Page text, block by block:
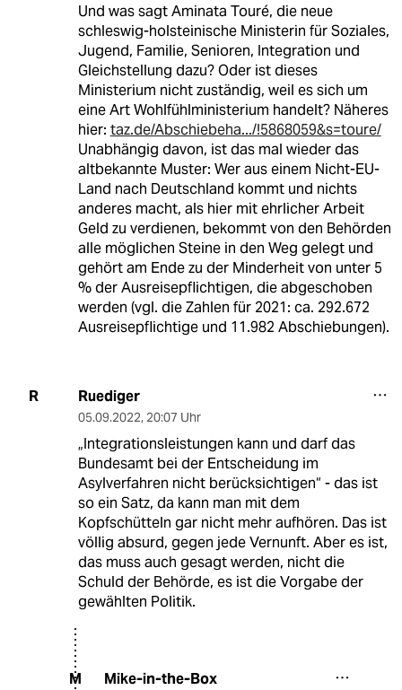
Und was sagt Aminata Touré, die neue
schleswig-holsteinische Ministerin für Soziales,
Jugend, Familie, Senioren, Integration und
Gleichstellung dazu? Oder ist dieses
Ministerium nicht zuständig, weil es sich um
eine Art Wohlfühlministerium handelt? Näheres
hier: taz.de/Abschiebeha.../!5868059&s=toure/
Unabhängig davon, ist das mal wieder das
altbekannte Muster: Wer aus einem Nicht-EU-
Land nach Deutschland kommt und nichts
anderes macht, als hier mit ehrlicher Arbeit
Geld zu verdienen, bekommt von den Behörden
alle möglichen Steine in den Weg gelegt und
gehört am Ende zu der Minderheit von unter 5
% der Ausreisepflichtigen, die abgeschoben
werden (vgl. die Zahlen für 2021: ca. 292.672
Ausreisepflichtige und 11.982 Abschiebungen).
R Ruediger
05.09.2022, 20:07 Uhr
„Integrationsleistungen kann und darf das
Bundesamt bei der Entscheidung im
Asylverfahren nicht berücksichtigen“ - das ist
so ein Satz, da kann man mit dem
Kopfschütteln gar nicht mehr aufhören. Das ist
völlig absurd, gegen jede Vernunft. Aber es ist,
das muss auch gesagt werden, nicht die
Schuld der Behörde, es ist die Vorgabe der
gewählten Politik.
M Mike-in-the-Box